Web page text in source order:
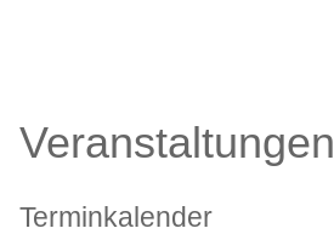
Veranstaltungen
Terminkalender